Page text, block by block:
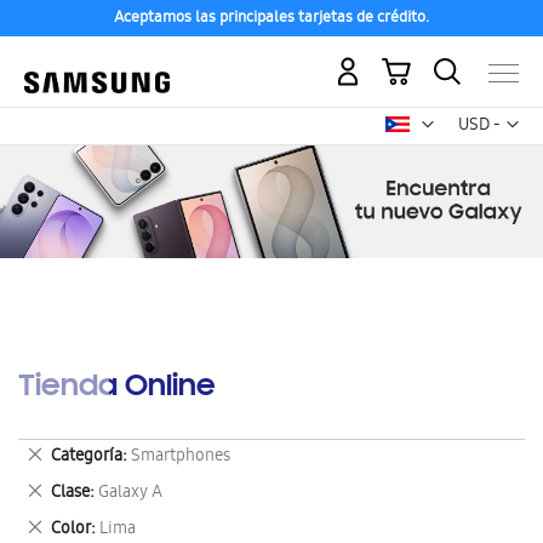
Aceptamos las principales tarjetas de crédito.
USD -
dólar
Mi carrito
Tienda Online
Categoría Smartphones
Eliminar
este
artículo
Clase Galaxy A
Eliminar
este
Color Lima
Eliminar